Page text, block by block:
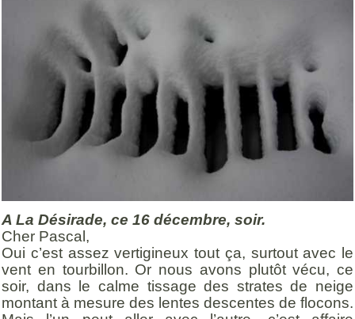
A La Désirade, ce 16 décembre, soir.
Cher Pascal,
Oui c’est assez vertigineux tout ça, surtout avec le
vent en tourbillon. Or nous avons plutôt vécu, ce
soir, dans le calme tissage des strates de neige
montant à mesure des lentes descentes de flocons.